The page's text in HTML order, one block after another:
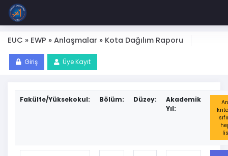
EUC » EWP » Anlaşmalar » Kota Dağılım Raporu
Giriş Üye Kayıt
Fakülte/Yüksekokul: Bölüm: Düzey:
Akademik
Yıl: